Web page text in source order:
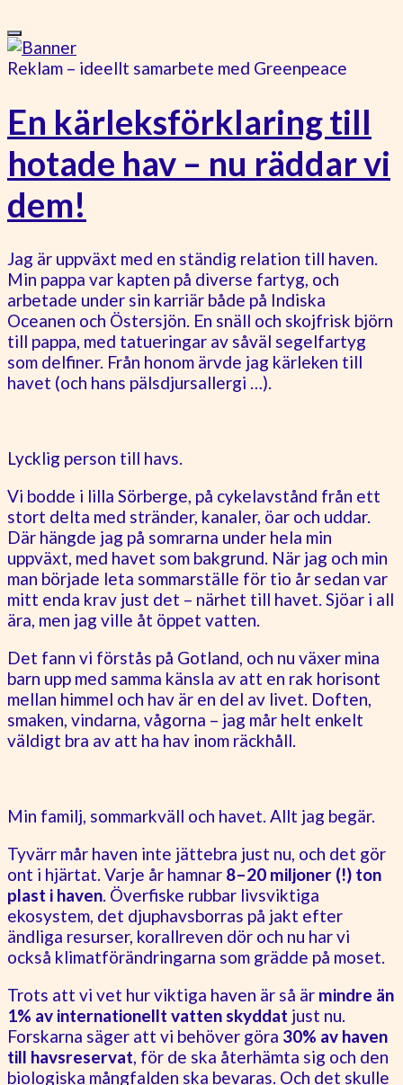
Reklam – ideellt samarbete med Greenpeace
En kärleksförklaring till
hotade hav – nu räddar vi
dem!
Jag är uppväxt med en ständig relation till haven.
Min pappa var kapten på diverse fartyg, och
arbetade under sin karriär både på Indiska
Oceanen och Östersjön. En snäll och skojfrisk björn
till pappa, med tatueringar av såväl segelfartyg
som delfiner. Från honom ärvde jag kärleken till
havet (och hans pälsdjursallergi …).
Lycklig person till havs.
Vi bodde i lilla Sörberge, på cykelavstånd från ett
stort delta med stränder, kanaler, öar och uddar.
Där hängde jag på somrarna under hela min
uppväxt, med havet som bakgrund. När jag och min
man började leta sommarställe för tio år sedan var
mitt enda krav just det – närhet till havet. Sjöar i all
ära, men jag ville åt öppet vatten.
Det fann vi förstås på Gotland, och nu växer mina
barn upp med samma känsla av att en rak horisont
mellan himmel och hav är en del av livet. Doften,
smaken, vindarna, vågorna – jag mår helt enkelt
väldigt bra av att ha hav inom räckhåll.
Min familj, sommarkväll och havet. Allt jag begär.
Tyvärr mår haven inte jättebra just nu, och det gör
ont i hjärtat. Varje år hamnar 8–20 miljoner (!) ton
plast i haven. Överfiske rubbar livsviktiga
ekosystem, det djuphavsborras på jakt efter
ändliga resurser, korallreven dör och nu har vi
också klimatförändringarna som grädde på moset.
Trots att vi vet hur viktiga haven är så är mindre än
1% av internationellt vatten skyddat just nu.
Forskarna säger att vi behöver göra 30% av haven
till havsreservat, för de ska återhämta sig och den
biologiska mångfalden ska bevaras. Och det skulle